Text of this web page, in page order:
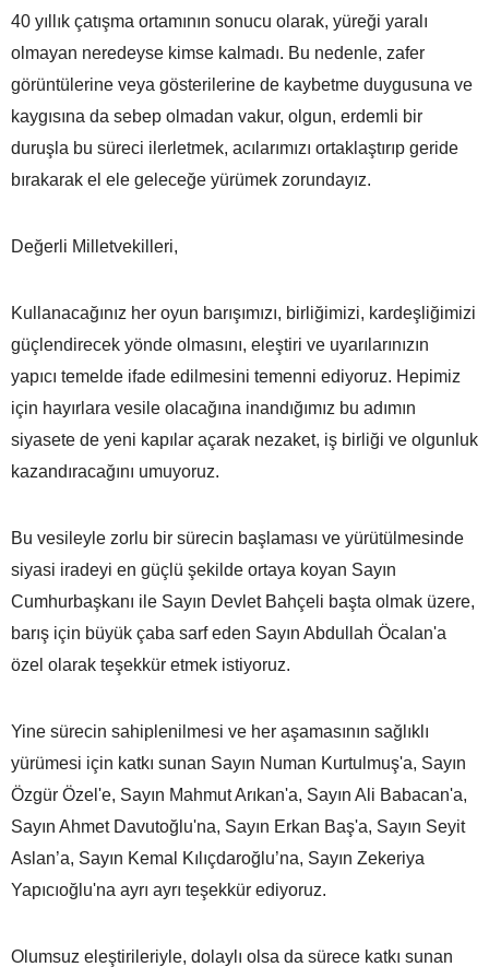
40 yıllık çatışma ortamının sonucu olarak, yüreği yaralı
olmayan neredeyse kimse kalmadı. Bu nedenle, zafer
görüntülerine veya gösterilerine de kaybetme duygusuna ve
kaygısına da sebep olmadan vakur, olgun, erdemli bir
duruşla bu süreci ilerletmek, acılarımızı ortaklaştırıp geride
bırakarak el ele geleceğe yürümek zorundayız.
Değerli Milletvekilleri,
Kullanacağınız her oyun barışımızı, birliğimizi, kardeşliğimizi
güçlendirecek yönde olmasını, eleştiri ve uyarılarınızın
yapıcı temelde ifade edilmesini temenni ediyoruz. Hepimiz
için hayırlara vesile olacağına inandığımız bu adımın
siyasete de yeni kapılar açarak nezaket, iş birliği ve olgunluk
kazandıracağını umuyoruz.
Bu vesileyle zorlu bir sürecin başlaması ve yürütülmesinde
siyasi iradeyi en güçlü şekilde ortaya koyan Sayın
Cumhurbaşkanı ile Sayın Devlet Bahçeli başta olmak üzere,
barış için büyük çaba sarf eden Sayın Abdullah Öcalan'a
özel olarak teşekkür etmek istiyoruz.
Yine sürecin sahiplenilmesi ve her aşamasının sağlıklı
yürümesi için katkı sunan Sayın Numan Kurtulmuş'a, Sayın
Özgür Özel'e, Sayın Mahmut Arıkan'a, Sayın Ali Babacan'a,
Sayın Ahmet Davutoğlu'na, Sayın Erkan Baş'a, Sayın Seyit
Aslan’a, Sayın Kemal Kılıçdaroğlu’na, Sayın Zekeriya
Yapıcıoğlu'na ayrı ayrı teşekkür ediyoruz.
Olumsuz eleştirileriyle, dolaylı olsa da sürece katkı sunan